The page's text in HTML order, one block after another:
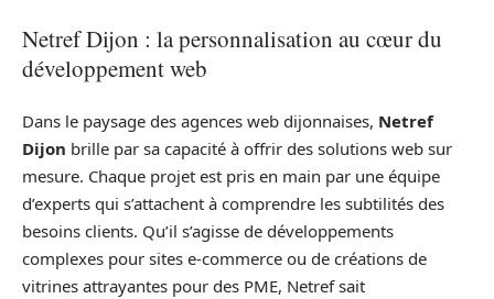
Netref Dijon : la personnalisation au cœur du
développement web
Dans le paysage des agences web dijonnaises, Netref
Dijon brille par sa capacité à offrir des solutions web sur
mesure. Chaque projet est pris en main par une équipe
d’experts qui s’attachent à comprendre les subtilités des
besoins clients. Qu’il s’agisse de développements
complexes pour sites e-commerce ou de créations de
vitrines attrayantes pour des PME, Netref sait